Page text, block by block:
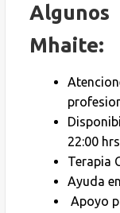
Mhaite:
22:00
Terapia
Ayuda
Apoyo